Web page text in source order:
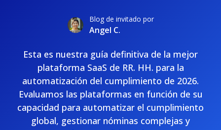
Blog de invitado por
Angel C.
Esta es nuestra guía definitiva de la mejor
plataforma SaaS de RR. HH. para la
automatización del cumplimiento de 2026.
Evaluamos las plataformas en función de su
capacidad para automatizar el cumplimiento
global, gestionar nóminas complejas y